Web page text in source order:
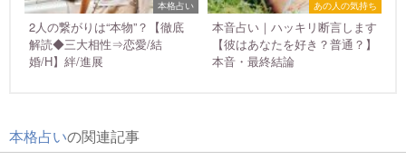
本格占い
2人の繋がりは“本物”？【徹底
解読◆三大相性⇒恋愛/結
婚/H】絆/進展
あの人の気持ち
本音占い｜ハッキリ断言します
【彼はあなたを好き？普通？】
本音・最終結論
本格占いの関連記事